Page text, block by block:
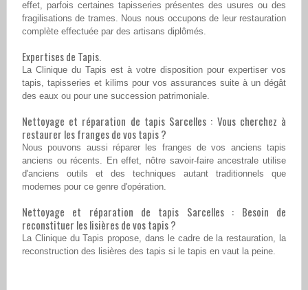
effet, parfois certaines tapisseries présentes des usures ou des
fragilisations de trames. Nous nous occupons de leur restauration
complète effectuée par des artisans diplômés.
Expertises de Tapis.
La Clinique du Tapis est à votre disposition pour expertiser vos
tapis, tapisseries et kilims pour vos assurances suite à un dégât
des eaux ou pour une succession patrimoniale.
Nettoyage et réparation de tapis Sarcelles : Vous cherchez à
restaurer les franges de vos tapis ?
Nous pouvons aussi réparer les franges de vos anciens tapis
anciens ou récents. En effet, nôtre savoir-faire ancestrale utilise
d'anciens outils et des techniques autant traditionnels que
modernes pour ce genre d'opération.
Nettoyage et réparation de tapis Sarcelles : Besoin de
reconstituer les lisières de vos tapis ?
La Clinique du Tapis propose, dans le cadre de la restauration, la
reconstruction des lisières des tapis si le tapis en vaut la peine.